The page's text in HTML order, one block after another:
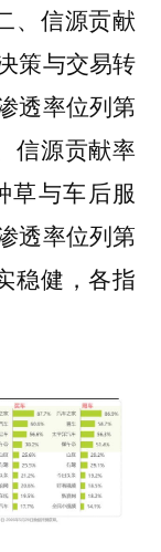
、信源贡献
策与交易转
透率位列第
信源贡献率
草与车后服
透率位列第
稳健，各指